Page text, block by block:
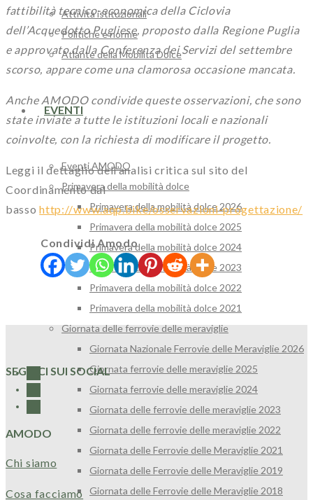
Attività istituzionali
Politiche e norme
Atlante della Mobilità Dolce
EVENTI
Eventi AMODO
Primavera della mobilità dolce
Primavera della mobilità dolce 2026
Primavera della mobilità dolce 2025
Primavera della mobilità dolce 2024
Primavera della mobilità dolce 2023
Primavera della mobilità dolce 2022
Primavera della mobilità dolce 2021
Giornata delle ferrovie delle meraviglie
Giornata Nazionale Ferrovie delle Meraviglie 2026
Giornata ferrovie delle meraviglie 2025
Giornata ferrovie delle meraviglie 2024
Giornata delle ferrovie delle meraviglie 2023
Giornata delle ferrovie delle meraviglie 2022
Giornata delle Ferrovie delle Meraviglie 2021
Giornata delle Ferrovie delle Meraviglie 2019
Giornata delle Ferrovie delle Meraviglie 2018
fattibilità tecnico-economica della Ciclovia
dell’Acquedotto Pugliese, proposto dalla Regione Puglia
e approvato dalla Conferenza dei Servizi del settembre
scorso, appare come una clamorosa occasione mancata.
Anche AMODO condivide queste osservazioni, che sono
state inviate a tutte le istituzioni locali e nazionali
coinvolte, con la richiesta di modificare il progetto.
Leggi il dettaglio dell’analisi critica sul sito del
Coordinamento dal
bassohttp://www.aqp.bike/osservazioni-progettazione/
Condividi Amodo
SEGUICI SUI SOCIAL
AMODO
Chi siamo
Cosa facciamo